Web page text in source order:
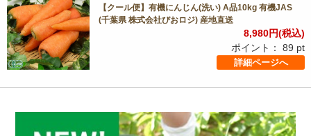
【クール便】有機にんじん(洗い) A品10kg 有機JAS
(千葉県 株式会社びおロジ) 産地直送
8,980円(税込)
ポイント： 89 pt
詳細ページへ